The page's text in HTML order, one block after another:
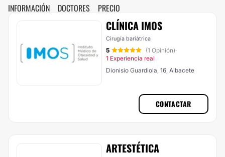
INFORMACIÓN DOCTORES PRECIO
CLÍNICA IMOS
Cirugía bariátrica
5 (1 Opinión)·
1 Experiencia real
Dionisio Guardiola, 16, Albacete
CONTACTAR
ARTESTÉTICA